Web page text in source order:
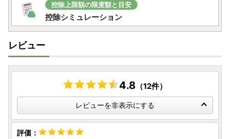
控除上限額の限度額と目安
控除シミュレーション
レビュー
4.8 （12件）
レビューを非表示にする